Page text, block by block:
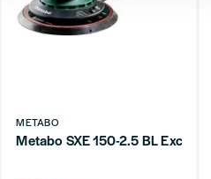
METABO
Metabo SXE 150-2.5 BL